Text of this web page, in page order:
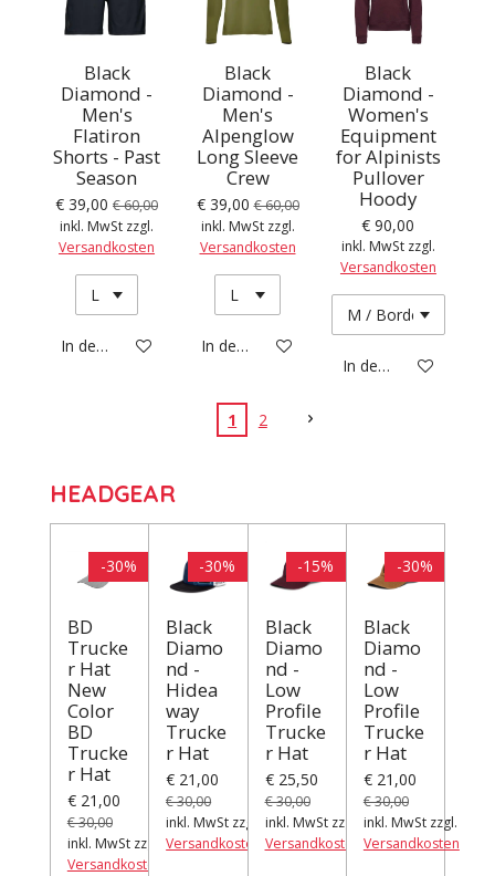
Black
Diamond -
Men's
Flatiron
Shorts - Past
Season
€ 39,00 € 60,00
inkl. MwSt zzgl.
Versandkosten
In den Warenkorb
Black
Diamond -
Men's
Alpenglow
Long Sleeve
Crew
€ 39,00 € 60,00
inkl. MwSt zzgl.
Versandkosten
In den Warenkorb
Black
Diamond -
Women's
Equipment
for Alpinists
Pullover
Hoody
€ 90,00
inkl. MwSt zzgl.
Versandkosten
In den Warenkorb
1 2
HEADGEAR
-30%
BD
Trucke
r Hat
New
Color
BD
Trucke
r Hat
€ 21,00
€ 30,00
inkl. MwSt zzgl.
Versandkosten
-30%
Black
Diamo
nd -
Hidea
way
Trucke
r Hat
€ 21,00
€ 30,00
inkl. MwSt zzgl.
Versandkosten
-15%
Black
Diamo
nd -
Low
Profile
Trucke
r Hat
€ 25,50
€ 30,00
inkl. MwSt zzgl.
Versandkosten
-30%
Black
Diamo
nd -
Low
Profile
Trucke
r Hat
€ 21,00
€ 30,00
inkl. MwSt zzgl.
Versandkosten